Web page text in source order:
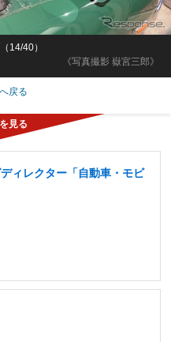
《写真撮影 嶽宮三郎》
14/40）
戻る
ィレクター「自動車・モビ